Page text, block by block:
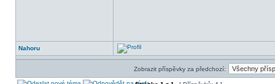
Nahoru
Zobrazit příspěvky za předchozí: